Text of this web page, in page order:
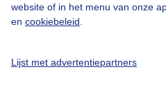
website of in het menu van onze
en cookiebeleid
Lijst met advertentiepartners
Adverteren